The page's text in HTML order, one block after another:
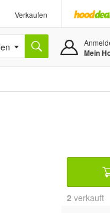
Verkaufen
Mein
2 verkauft